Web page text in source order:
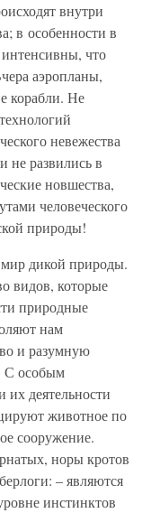
внутри
в особенности в
интенсивны, что
аэропланы,
корабли. Не
невежества
не развились в
новшества,
человеческого
природы!
дикой природы.
видов, которые
природные
нам
и разумную
С особым
их деятельности
животное по
сооружение.
норы кротов
– являются
инстинктов